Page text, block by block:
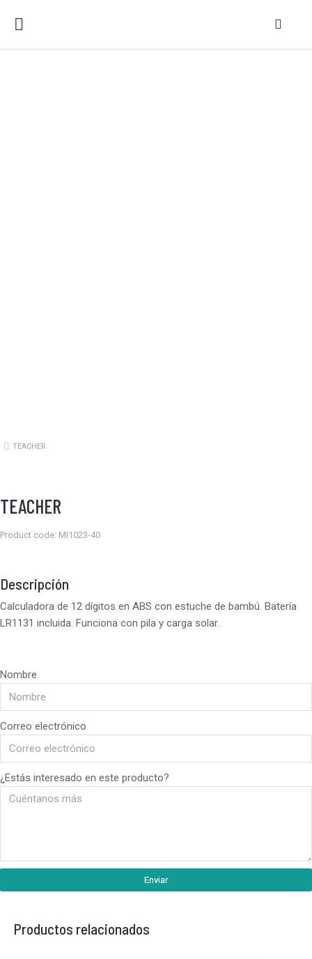
Estás aquí:
TEACHER
TEACHER
Product code: MI1023-40
Descripción
Calculadora de 12 dígitos en ABS con estuche de bambú. Batería
LR1131 incluida. Funciona con pila y carga solar.
Nombre
Correo electrónico
¿Estás interesado en este producto?
Enviar
Productos relacionados